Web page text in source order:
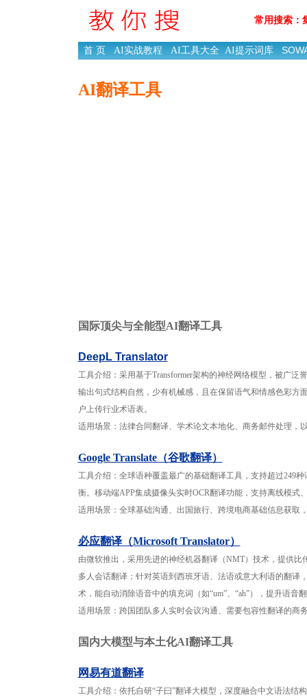
常用搜索：
首 页 AI实战教程 AI工具大全 AI提示词库
AI翻译工具
国际顶尖与全能型AI翻译工具
DeepL Translator
工具介绍：采用基于Transformer架构的神经网络模型，被广
输出句式结构自然，少有机械感，且在保留语气和情感色彩方
户上传行业术语表。
适用场景：法律合同翻译、学术论文本地化、商务邮件处理，
Google Translate（谷歌翻译）
工具介绍：全球语种覆盖最广的基础翻译工具，支持超过249
衡。移动端APP集成摄像头实时OCR翻译功能，支持离线模式
适用场景：全球基础沟通、出国旅行、跨境电商基础信息获取
必应翻译（Microsoft Translator）
由微软推出，采用先进的神经机器翻译（NMT）技术，提供
多人会话翻译；针对英语到西班牙语、法语或意大利语的翻译
术，能自动消除语音中的填充词（如“um”、“ah”），提升语音
适用场景：跨国团队多人实时会议沟通、需要包容性翻译的商
国内大模型与本土化AI翻译工具
网易有道翻译
工具介绍：依托自研“子曰”翻译大模型，深度融合中文语法结